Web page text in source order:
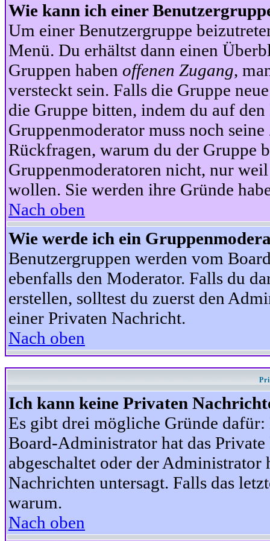
Wie kann ich einer
Um einer Benutzergruppe
Menü. Du erhältst dann einen
Gruppen haben offenen Zugang,
versteckt sein. Falls die Gruppe
die Gruppe bitten, indem du auf
Gruppenmoderator muss noch
Rückfragen, warum du der Gruppe
Gruppenmoderatoren nicht, nur
wollen. Sie werden ihre Gründe
Nach oben
Wie werde ich ein
Benutzergruppen werden vom
ebenfalls den Moderator. Falls du
erstellen, solltest du zuerst den
einer Privaten Nachricht.
Nach oben
Ich kann keine Privaten
Es gibt drei mögliche Gründe
Board-Administrator hat das
abgeschaltet oder der
Nachrichten untersagt. Falls das
warum.
Nach oben